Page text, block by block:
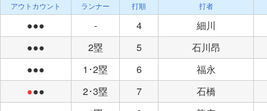
アウトカウント ランナー 打順 打者
●●● - 4
細川
●●●
2塁 5
石川昂
●●●
1･2塁 6
福永
●●● 2･3塁 7
石橋